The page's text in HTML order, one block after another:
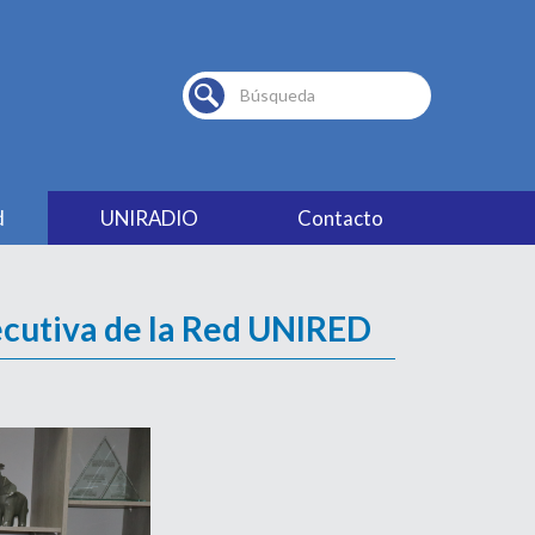
Buscar...
UNIRADIO Contacto
de la Red UNIRED